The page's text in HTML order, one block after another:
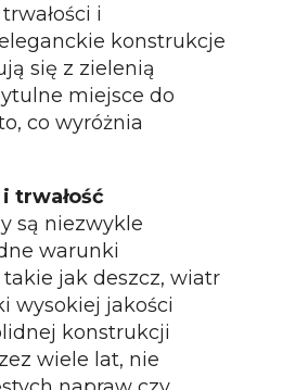
i
konstrukcje
się z zielenią
miejsce do
co wyróżnia
trwałość
są niezwykle
warunki
jak deszcz, wiatr
wysokiej jakości
konstrukcji
wiele lat, nie